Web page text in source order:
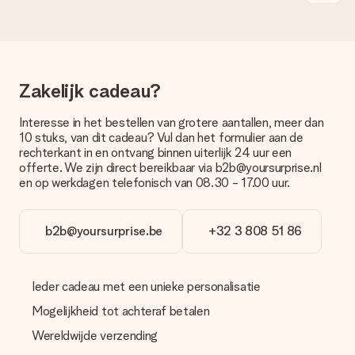
Betalen
Hoe kan ik mijn bestelling betalen?
Wij bieden de volgende betaalmethodes aan: iDeal, Paypal,
creditcard of handmatige overboeking. Hou bij handmatige
overboeking wel rekening met 3 dagen extra levertijd van je
cadeau.
Cadeau ontvangen
Wat als het cadeau toch niet helemaal naar mijn zin is?
We vinden het erg vervelend als je cadeau niet naar wens is
passende oplossing.
Wordt de factuur met de bestelling meegestuurd?
Er wordt geen factuur meegestuurd bij je bestelling. Je
Zakelijk cadeau?
Interesse in het bestellen van grotere aantallen, meer dan
10 stuks, van dit cadeau? Vul dan het formulier aan de
rechterkant in en ontvang binnen uiterlijk 24 uur een
offerte. We zijn direct bereikbaar via b2b@yoursurprise.nl
en op werkdagen telefonisch van 08.30 - 17.00 uur.
b2b@yoursurprise.be +32 3 808 51 86
Ieder cadeau met een unieke personalisatie
Mogelijkheid tot achteraf betalen
Wereldwijde verzending